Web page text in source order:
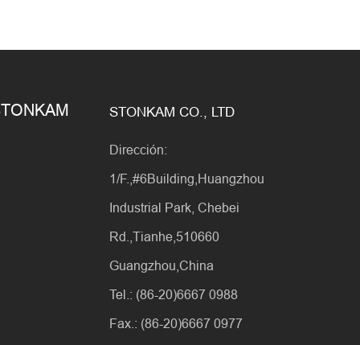
STONKAM CO., LTD
Dirección:
1/F.,#6Building,Huangzhou
Industrial Park, Chebei
Rd.,Tianhe,510660
Guangzhou,China
Tel.: (86-20)6667 0988
Fax.: (86-20)6667 0977